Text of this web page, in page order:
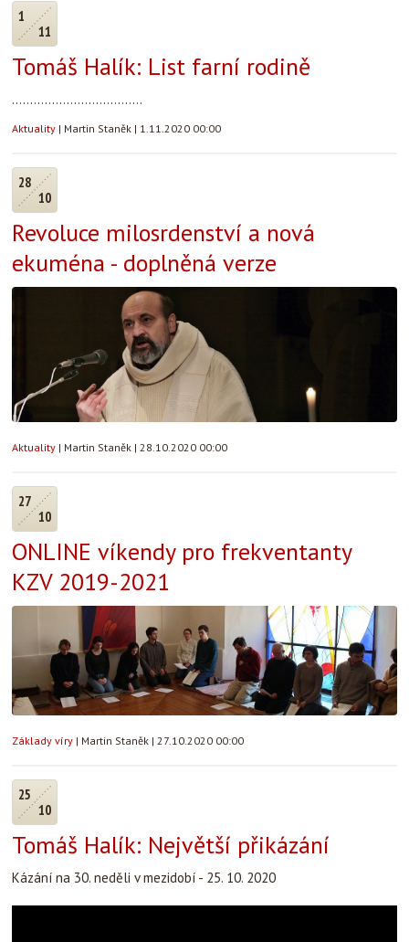
1
11
Tomáš Halík: List farní rodině
....................................
Aktuality | Martin Staněk | 1.11.2020 00:00
28
10
Revoluce milosrdenství a nová
ekuména - doplněná verze
Aktuality | Martin Staněk | 28.10.2020 00:00
27
10
ONLINE víkendy pro frekventanty
KZV 2019-2021
Základy víry | Martin Staněk | 27.10.2020 00:00
25
10
Tomáš Halík: Největší přikázání
Kázání na 30. neděli v mezidobí - 25. 10. 2020